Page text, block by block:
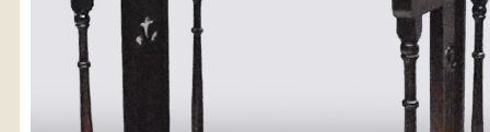
【送料を確認する】
お届け先、送料ランクを選択する事で送料が表示され